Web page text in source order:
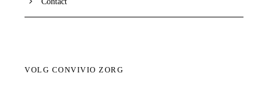
VOLG CONVIVIO ZORG